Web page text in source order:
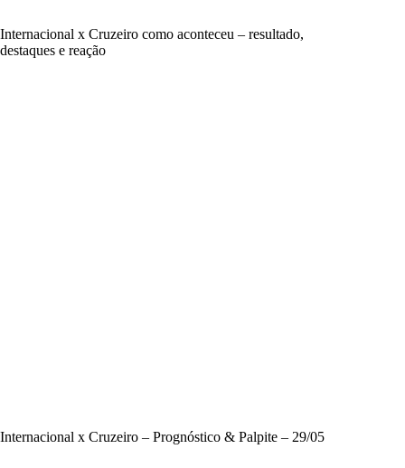
Internacional x Cruzeiro como aconteceu – resultado,
destaques e reação
Internacional x Cruzeiro – Prognóstico & Palpite – 29/05